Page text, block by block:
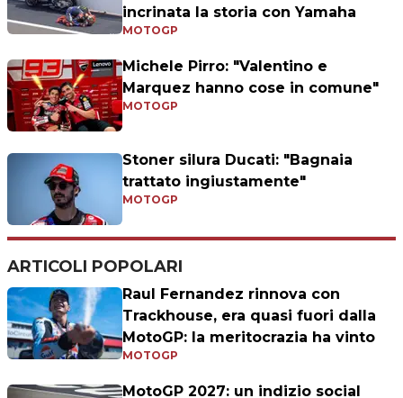
incrinata la storia con Yamaha
MOTOGP
Michele Pirro: "Valentino e
Marquez hanno cose in comune"
MOTOGP
Stoner silura Ducati: "Bagnaia
trattato ingiustamente"
MOTOGP
ARTICOLI POPOLARI
Raul Fernandez rinnova con
Trackhouse, era quasi fuori dalla
MotoGP: la meritocrazia ha vinto
MOTOGP
MotoGP 2027: un indizio social